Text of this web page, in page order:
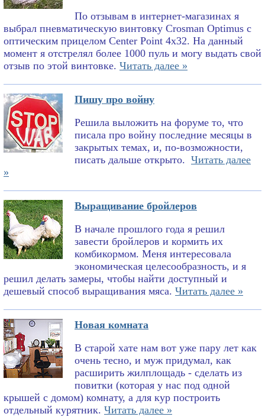
По отзывам в интернет-магазинах я
выбрал пневматическую винтовку Crosman Optimus с
оптическим прицелом Center Point 4x32. На данный
момент я отстрелял более 1000 пуль и могу выдать свой
отзыв по этой винтовке. Читать далее »
Пишу про войну
Решила выложить на форуме то, что
писала про войну последние месяцы в
закрытых темах, и, по-возможности,
писать дальше открыто. Читать далее
»
Выращивание бройлеров
В начале прошлого года я решил
завести бройлеров и кормить их
комбикормом. Меня интересовала
экономическая целесообразность, и я
решил делать замеры, чтобы найти доступный и
дешевый способ выращивания мяса. Читать далее »
Новая комната
В старой хате нам вот уже пару лет как
очень тесно, и муж придумал, как
расширить жилплощадь - сделать из
повитки (которая у нас под одной
крышей с домом) комнату, а для кур построить
отдельный курятник. Читать далее »